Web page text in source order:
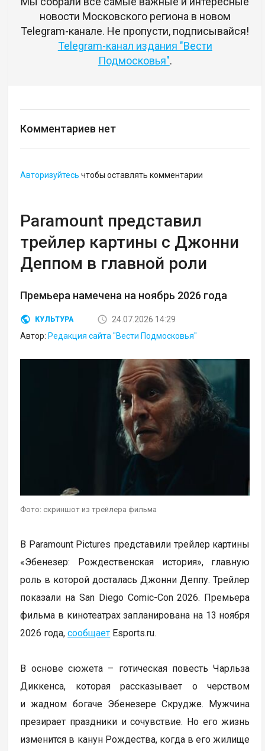
новости Московского региона в новом
Telegram-канале. Не пропусти, подписывайся!
Telegram-канал издания "Вести
Подмосковья".
Комментариев нет
Авторизуйтесь чтобы оставлять комментарии
Paramount представил
трейлер картины с Джонни
Деппом в главной роли
Премьера намечена на ноябрь 2026 года
КУЛЬТУРА
24.07.2026 14:29
Автор: Редакция сайта "Вести Подмосковья"
Фото: скриншот из трейлера фильма
В Paramount Pictures представили трейлер картины
«Эбенезер: Рождественская история», главную
роль в которой досталась Джонни Деппу. Трейлер
показали на San Diego Comic-Con 2026. Премьера
фильма в кинотеатрах запланирована на 13 ноября
2026 года,сообщает Еsports.ru.
В основе сюжета – готическая повесть Чарльза
Диккенса, которая рассказывает о черством
и жадном богаче Эбенезере Скрудже. Мужчина
презирает праздники и сочувствие. Но его жизнь
изменится в канун Рождества, когда в его жилище